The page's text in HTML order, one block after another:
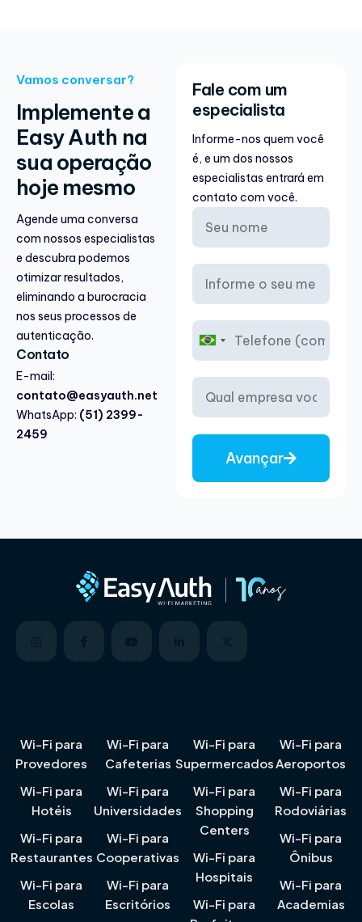
Vamos conversar?
Implemente a
Easy Auth na
sua operação
hoje mesmo
Agende uma conversa
com nossos especialistas
e descubra podemos
otimizar resultados,
eliminando a burocracia
nos seus processos de
autenticação.
Contato
E-mail:
contato@easyauth.net
WhatsApp: (51) 2399-
2459
Fale com um
especialista
Informe-nos quem você
é, e um dos nossos
especialistas entrará em
contato com você.
B
r
a
l
+
Avançar
Wi-Fi para
Provedores
Wi-Fi para
Hotéis
Wi-Fi para
Restaurantes
Wi-Fi para
Escolas
Wi-Fi para
Cafeterias
Wi-Fi para
Universidades
Wi-Fi para
Cooperativas
Wi-Fi para
Escritórios
Wi-Fi para
Supermercados
Wi-Fi para
Shopping
Centers
Wi-Fi para
Hospitais
Wi-Fi para
Wi-Fi para
Aeroportos
Wi-Fi para
Rodoviárias
Wi-Fi para
Ônibus
Wi-Fi para
Academias